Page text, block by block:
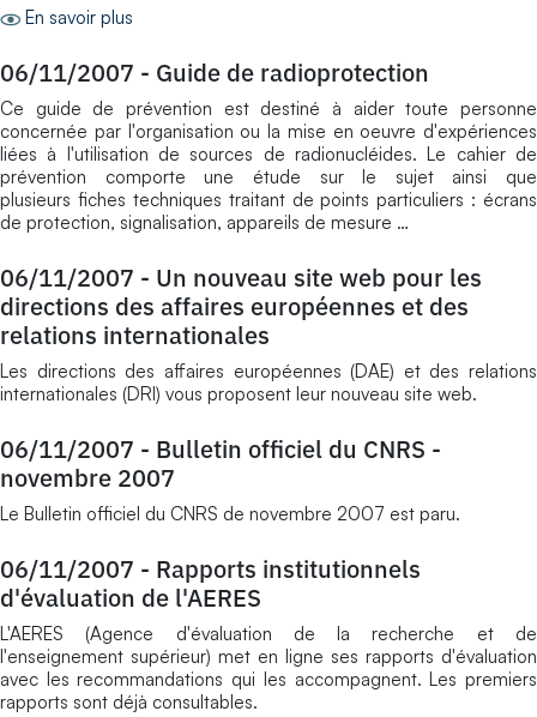
En savoir plus
06/11/2007 - Guide de radioprotection
Ce guide de prévention est destiné à aider toute personne
concernée par l'organisation ou la mise en oeuvre d'expériences
liées à l'utilisation de sources de radionucléides. Le cahier de
prévention comporte une étude sur le sujet ainsi que
plusieurs fiches techniques traitant de points particuliers : écrans
de protection, signalisation, appareils de mesure …
06/11/2007 - Un nouveau site web pour les
directions des affaires européennes et des
relations internationales
Les directions des affaires européennes (DAE) et des relations
internationales (DRI) vous proposent leur nouveau site web.
06/11/2007 - Bulletin officiel du CNRS -
novembre 2007
Le Bulletin officiel du CNRS de novembre 2007 est paru.
06/11/2007 - Rapports institutionnels
d'évaluation de l'AERES
L'AERES (Agence d'évaluation de la recherche et de
l'enseignement supérieur) met en ligne ses rapports d'évaluation
avec les recommandations qui les accompagnent. Les premiers
rapports sont déjà consultables.